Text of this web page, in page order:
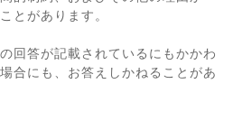
とがあります。
回答が記載されているにもかかわ
合にも、お答えしかねることがあ